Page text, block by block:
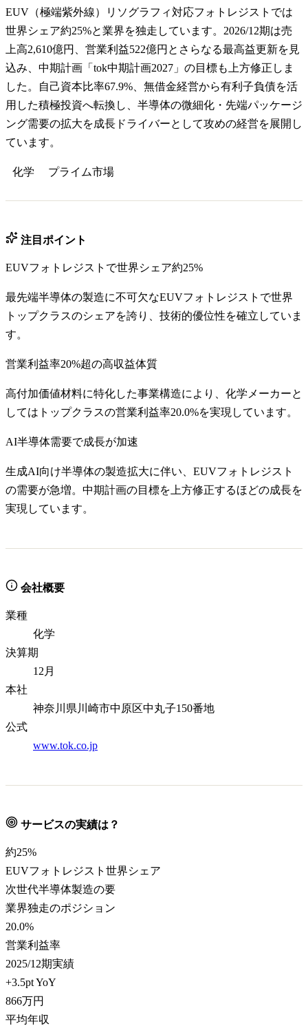
EUV（極端紫外線）リソグラフィ対応フォトレジストでは
世界シェア約25%と業界を独走しています。2026/12期は売
上高2,610億円、営業利益522億円とさらなる最高益更新を見
込み、中期計画「tok中期計画2027」の目標も上方修正しま
した。自己資本比率67.9%、無借金経営から有利子負債を活
用した積極投資へ転換し、半導体の微細化・先端パッケージ
ング需要の拡大を成長ドライバーとして攻めの経営を展開し
ています。
化学 プライム市場
注目ポイント
EUVフォトレジストで世界シェア約25%
最先端半導体の製造に不可欠なEUVフォトレジストで世界
トップクラスのシェアを誇り、技術的優位性を確立していま
す。
営業利益率20%超の高収益体質
高付加価値材料に特化した事業構造により、化学メーカーと
してはトップクラスの営業利益率20.0%を実現しています。
AI半導体需要で成長が加速
生成AI向け半導体の製造拡大に伴い、EUVフォトレジスト
の需要が急増。中期計画の目標を上方修正するほどの成長を
実現しています。
会社概要
業種
化学
決算期
12月
本社
神奈川県川崎市中原区中丸子150番地
公式
www.tok.co.jp
サービスの実績は？
約25%
EUVフォトレジスト世界シェア
次世代半導体製造の要
業界独走のポジション
20.0%
営業利益率
2025/12期実績
+3.5pt YoY
866万円
平均年収